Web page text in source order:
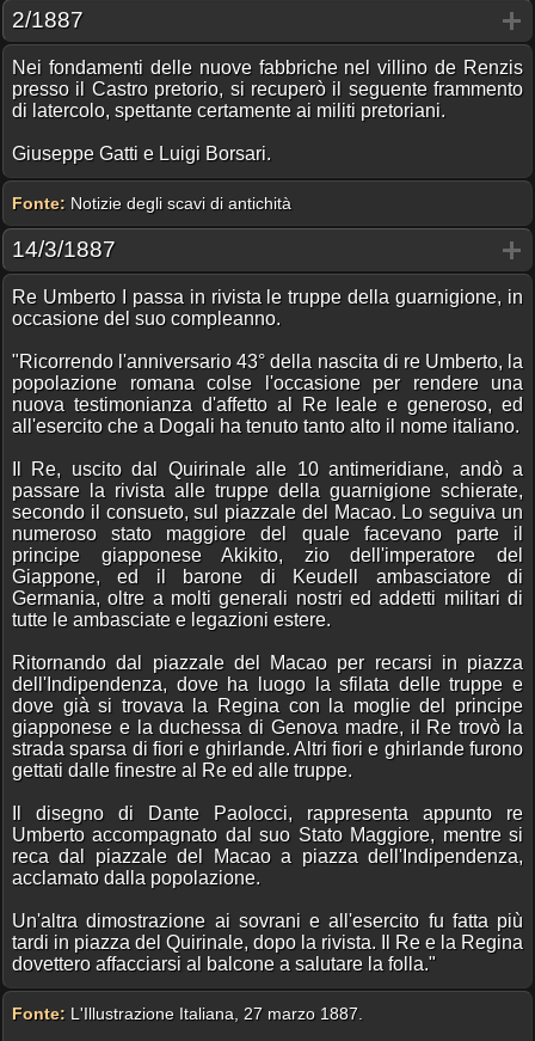
2/1887
Nei fondamenti delle nuove fabbriche nel villino de Renzis
presso il Castro pretorio, si recuperò il seguente frammento
di latercolo, spettante certamente ai militi pretoriani.
Giuseppe Gatti e Luigi Borsari.
Fonte: Notizie degli scavi di antichità
14/3/1887
Re Umberto I passa in rivista le truppe della guarnigione, in
occasione del suo compleanno.
"Ricorrendo l'anniversario 43° della nascita di re Umberto, la
popolazione romana colse l'occasione per rendere una
nuova testimonianza d'affetto al Re leale e generoso, ed
all'esercito che a Dogali ha tenuto tanto alto il nome italiano.
Il Re, uscito dal Quirinale alle 10 antimeridiane, andò a
passare la rivista alle truppe della guarnigione schierate,
secondo il consueto, sul piazzale del Macao. Lo seguiva un
numeroso stato maggiore del quale facevano parte il
principe giapponese Akikito, zio dell'imperatore del
Giappone, ed il barone di Keudell ambasciatore di
Germania, oltre a molti generali nostri ed addetti militari di
tutte le ambasciate e legazioni estere.
Ritornando dal piazzale del Macao per recarsi in piazza
dell'Indipendenza, dove ha luogo la sfilata delle truppe e
dove già si trovava la Regina con la moglie del principe
giapponese e la duchessa di Genova madre, il Re trovò la
strada sparsa di fiori e ghirlande. Altri fiori e ghirlande furono
gettati dalle finestre al Re ed alle truppe.
Il disegno di Dante Paolocci, rappresenta appunto re
Umberto accompagnato dal suo Stato Maggiore, mentre si
reca dal piazzale del Macao a piazza dell'Indipendenza,
acclamato dalla popolazione.
Un'altra dimostrazione ai sovrani e all'esercito fu fatta più
tardi in piazza del Quirinale, dopo la rivista. Il Re e la Regina
dovettero affacciarsi al balcone a salutare la folla."
Fonte: L'Illustrazione Italiana, 27 marzo 1887.